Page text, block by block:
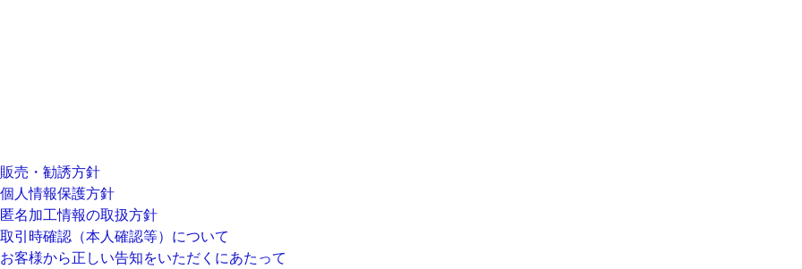
販売・勧誘方針
個人情報保護方針
匿名加工情報の取扱方針
取引時確認（本人確認等）について
お客様から正しい告知をいただくにあたって